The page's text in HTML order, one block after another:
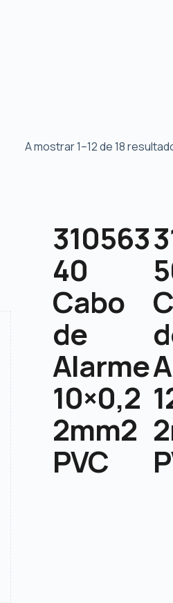
A mostrar 1–12 de 18
310563
40
Cabo
de
Alarme
10×0,2
2mm2
PVC